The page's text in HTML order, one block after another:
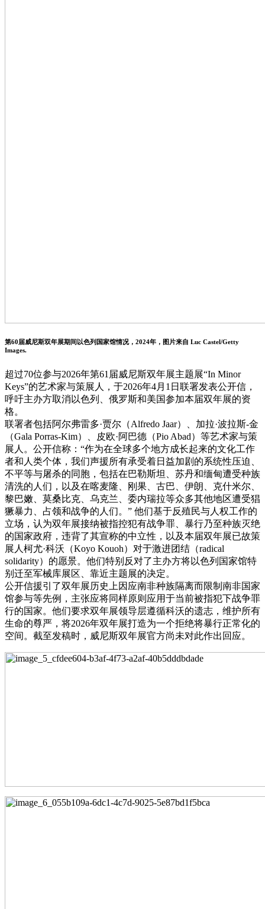
第60届威尼斯双年展期间以色列国家馆情况，2024年，图片来自 Luc Castel/Getty
Images.
超过70位参与2026年第61届威尼斯双年展主题展“In Minor
Keys”的艺术家与策展人，于2026年4月1日联署发表公开信，
呼吁主办方取消以色列、俄罗斯和美国参加本届双年展的资
格。
联署者包括阿尔弗雷多·贾尔（Alfredo Jaar）、加拉·波拉斯-金
（Gala Porras-Kim）、皮欧·阿巴德（Pio Abad）等艺术家与策
展人。公开信称：“作为在全球多个地方成长起来的文化工作
者和人类个体，我们声援所有承受着日益加剧的系统性压迫、
不平等与屠杀的同胞，包括在巴勒斯坦、苏丹和缅甸遭受种族
清洗的人们，以及在喀麦隆、刚果、古巴、伊朗、克什米尔、
黎巴嫩、莫桑比克、乌克兰、委内瑞拉等众多其他地区遭受猖
獗暴力、占领和战争的人们。” 他们基于反殖民与人权工作的
立场，认为双年展接纳被指控犯有战争罪、暴行乃至种族灭绝
的国家政府，违背了其宣称的中立性，以及本届双年展已故策
展人柯尤·科沃（Koyo Kouoh）对于激进团结（radical
solidarity）的愿景。他们特别反对了主办方将以色列国家馆特
别迁至军械库展区、靠近主题展的决定。
公开信援引了双年展历史上因应南非种族隔离而限制南非国家
馆参与等先例，主张应将同样原则应用于当前被指犯下战争罪
行的国家。他们要求双年展领导层遵循科沃的遗志，维护所有
生命的尊严，将2026年双年展打造为一个拒绝将暴行正常化的
空间。截至发稿时，威尼斯双年展官方尚未对此作出回应。